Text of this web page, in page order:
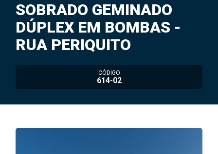
SOBRADO GEMINADO
DÚPLEX EM BOMBAS -
RUA PERIQUITO
CÓDIGO
614-02